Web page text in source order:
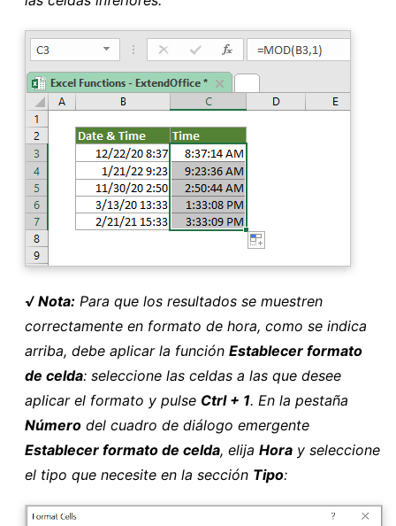
√ Nota: Para que los resultados se muestren
correctamente en formato de hora, como se indica
arriba, debe aplicar la función Establecer formato
de celda: seleccione las celdas a las que desee
aplicar el formato y pulse Ctrl + 1. En la pestaña
Número del cuadro de diálogo emergente
Establecer formato de celda, elija Hora y seleccione
el tipo que necesite en la sección Tipo: